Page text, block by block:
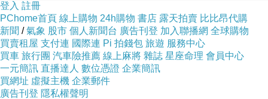
登入 註冊
PChome首頁 線上購物 24h購物 書店 露天拍賣 比比昂代購
新聞 /氣象 股市 個人新聞台 廣告刊登 加入聯播網 全球購物
買賣租屋 支付連 國際連 Pi 拍錢包 旅遊 服務中心
買車 旅行團 汽車險推薦 線上麻將 雜誌 星座命理 會員中心
一元簡訊 直播達人 數位憑證 企業簡訊
買網址 虛擬主機 企業郵件
廣告刊登 隱私權聲明